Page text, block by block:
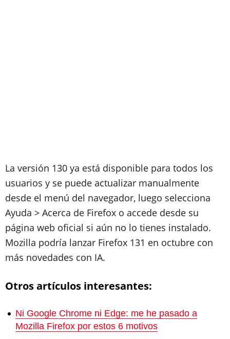
La versión 130 ya está disponible para todos los
usuarios y se puede actualizar manualmente
desde el menú del navegador, luego selecciona
Ayuda > Acerca de Firefox o accede desde su
página web oficial si aún no lo tienes instalado.
Mozilla podría lanzar Firefox 131 en octubre con
más novedades con IA.
Otros artículos interesantes:
Ni Google Chrome ni Edge: me he pasado a
Mozilla Firefox por estos 6 motivos